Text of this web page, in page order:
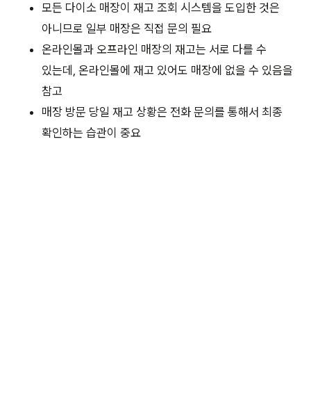
모든 다이소 매장이 재고 조회 시스템을 도입한 것은
아니므로 일부 매장은 직접 문의 필요
온라인몰과 오프라인 매장의 재고는 서로 다를 수
있는데, 온라인몰에 재고 있어도 매장에 없을 수 있음을
참고
매장 방문 당일 재고 상황은 전화 문의를 통해서 최종
확인하는 습관이 중요